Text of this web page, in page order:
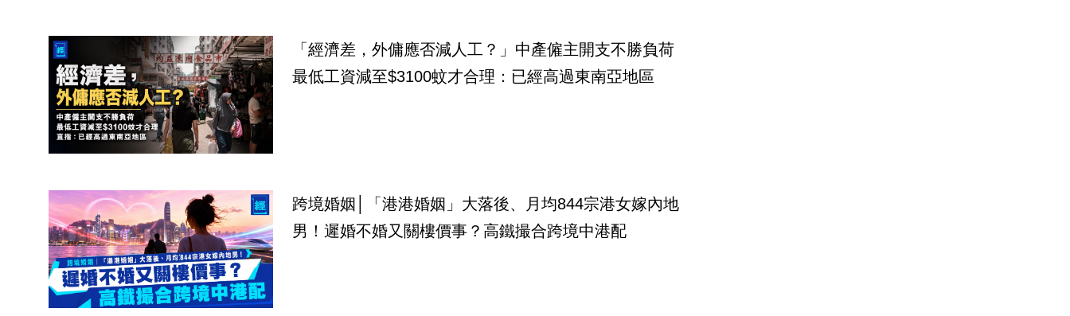
「經濟差，外傭應否減人工？」中產僱主開支不勝負荷
最低工資減至$3100蚊才合理：已經高過東南亞地區
跨境婚姻│「港港婚姻」大落後、月均844宗港女嫁內地
男！遲婚不婚又關樓價事？高鐵撮合跨境中港配